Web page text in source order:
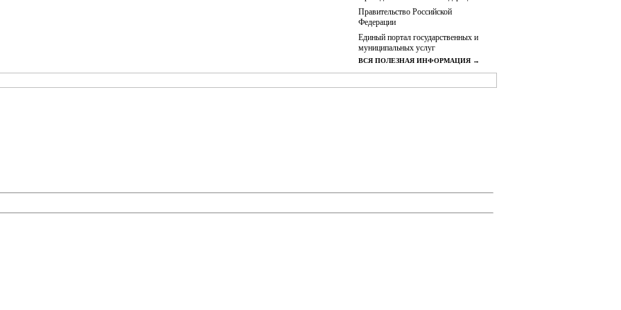
Правительство Российской
Федерации
Единый портал государственных и
муниципальных услуг
ВСЯ ПОЛЕЗНАЯ ИНФОРМАЦИЯ →